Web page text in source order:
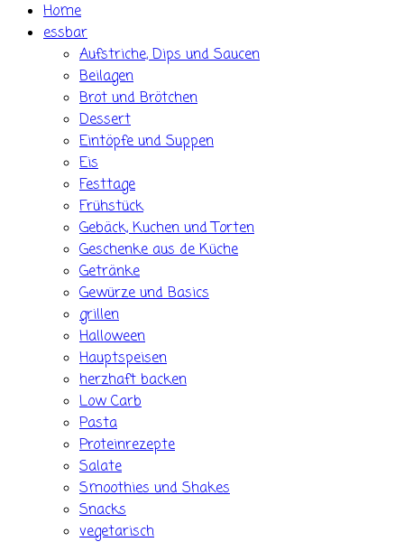
Home
essbar
Aufstriche, Dips und Saucen
Beilagen
Brot und Brötchen
Dessert
Eintöpfe und Suppen
Eis
Festtage
Frühstück
Gebäck, Kuchen und Torten
Geschenke aus de Küche
Getränke
Gewürze und Basics
grillen
Halloween
Hauptspeisen
herzhaft backen
Low Carb
Pasta
Proteinrezepte
Salate
Smoothies und Shakes
Snacks
vegetarisch